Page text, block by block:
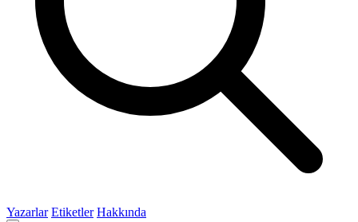
Yazarlar Etiketler Hakkında